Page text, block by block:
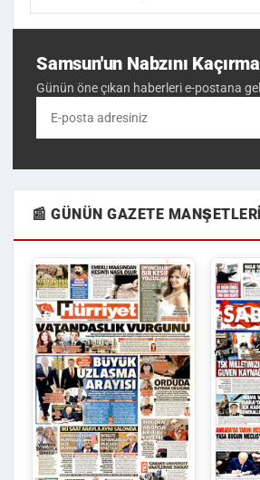
Samsun'un Nabzını Kaçırma
Günün öne çıkan haberleri e-postana
📰 GÜNÜN GAZETE MANŞETLERI